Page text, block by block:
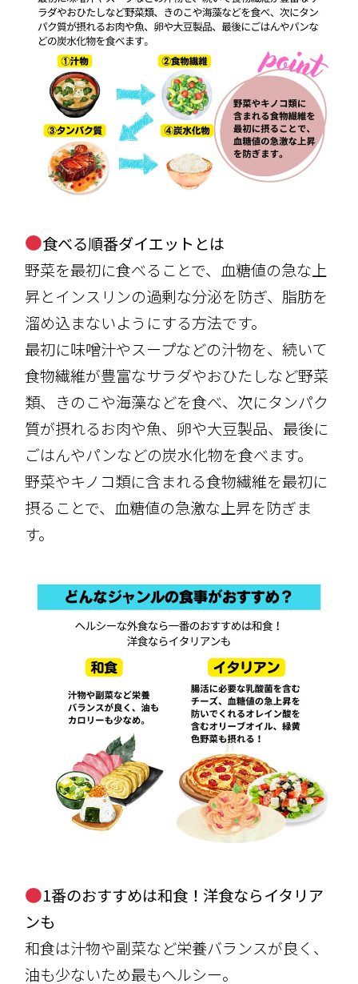
食べる順番ダイエットとは
野菜を最初に食べることで、血糖値の急な上
昇とインスリンの過剰な分泌を防ぎ、脂肪を
溜め込まないようにする方法です。
最初に味噌汁やスープなどの汁物を、続いて
食物繊維が豊富なサラダやおひたしなど野菜
類、きのこや海藻などを食べ、次にタンパク
質が摂れるお肉や魚、卵や大豆製品、最後に
ごはんやパンなどの炭水化物を食べます。
野菜やキノコ類に含まれる食物繊維を最初に
摂ることで、血糖値の急激な上昇を防ぎま
す。
1番のおすすめは和食！洋食ならイタリア
ンも
和食は汁物や副菜など栄養バランスが良く、
油も少ないため最もヘルシー。